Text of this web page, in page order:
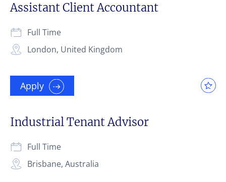
Assistant Client Accountant
London, United Kingdom
Full Time
Apply
Industrial Tenant Advisor
Brisbane, Australia
Full Time